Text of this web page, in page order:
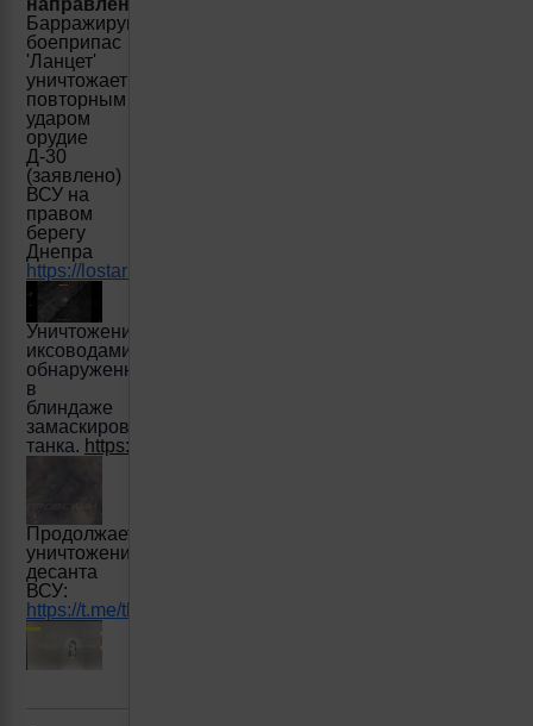
направление:
Барражирующий
боеприпас
'Ланцет'
уничтожает
повторным
ударом
орудие
Д-30
(заявлено)
ВСУ на
правом
берегу
Днепра
https://lostarmour.info/news/
Уничтожение
иксоводами
обнаруженного
в
блиндаже
замаскированного
танка. https://t.me/Dnepro_Rub/2236
Продолжается
уничтожение
десанта
ВСУ:
https://t.me/thetunnelight/298